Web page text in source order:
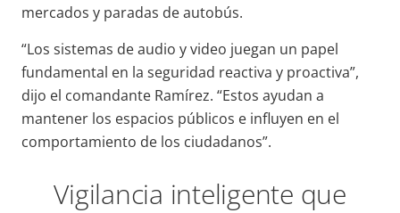
mercados y paradas de autobús.
“Los sistemas de audio y video juegan un papel
fundamental en la seguridad reactiva y proactiva”,
dijo el comandante Ramírez. “Estos ayudan a
mantener los espacios públicos e influyen en el
comportamiento de los ciudadanos”.
Vigilancia inteligente que